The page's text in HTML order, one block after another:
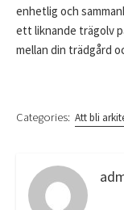
enhetlig och
ett liknande trägolv
mellan din trädgård
Categories: Att bli